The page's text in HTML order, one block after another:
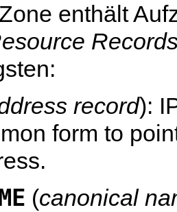
enthält
record):
form to
(canonical